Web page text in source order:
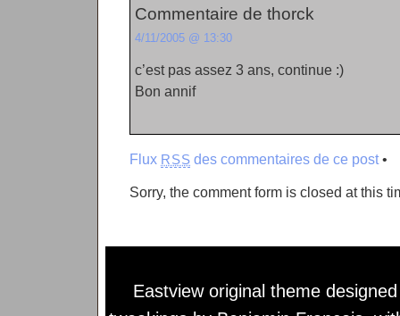
Commentaire de thorck
4/11/2005 @ 13:30
c’est pas assez 3 ans, continue :)
Bon annif
Flux RSS des commentaires de ce post•
Sorry, the comment form is closed at this
Eastview original theme